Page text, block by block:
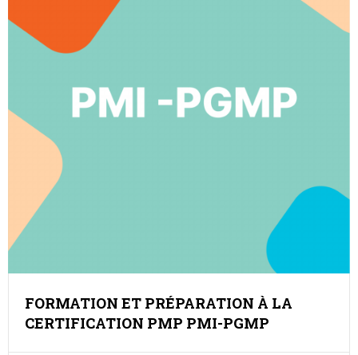
FORMATION ET PRÉPARATION À LA
CERTIFICATION PMP PMI-PGMP